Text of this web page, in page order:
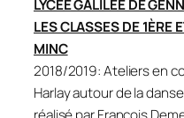
LYCÉE GALILÉE DE
LES CLASSES DE 1ÈRE
MINC
2018/2019: Ateliers en
Harlay autour de la